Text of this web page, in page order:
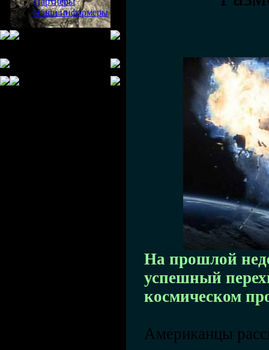
Наши информеры
На прошлой
успешный
космическом
Американцы